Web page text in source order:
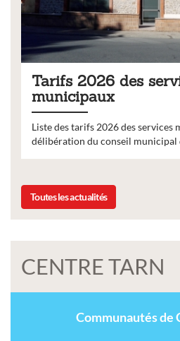
Tarifs 2026 des
municipaux
Liste des tarifs 2026 des services
délibération du conseil municipal
Toutes les actualités
CENTRE TARN
Communautés de